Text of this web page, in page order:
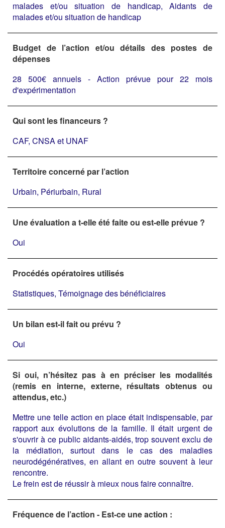
malades et/ou situation de handicap, Aidants de
malades et/ou situation de handicap
Budget de l’action et/ou détails des postes de
dépenses
28 500€ annuels - Action prévue pour 22 mois
d'expérimentation
Qui sont les financeurs ?
CAF, CNSA et UNAF
Territoire concerné par l’action
Urbain, Périurbain, Rural
Une évaluation a t-elle été faite ou est-elle prévue ?
Oui
Procédés opératoires utilisés
Statistiques, Témoignage des bénéficiaires
Un bilan est-il fait ou prévu ?
Oui
Si oui, n’hésitez pas à en préciser les modalités
(remis en interne, externe, résultats obtenus ou
attendus, etc.)
Mettre une telle action en place était indispensable, par
rapport aux évolutions de la famille. Il était urgent de
s'ouvrir à ce public aidants-aidés, trop souvent exclu de
la médiation, surtout dans le cas des maladies
neurodégénératives, en allant en outre souvent à leur
rencontre.
Le frein est de réussir à mieux nous faire connaître.
Fréquence de l’action - Est-ce une action :